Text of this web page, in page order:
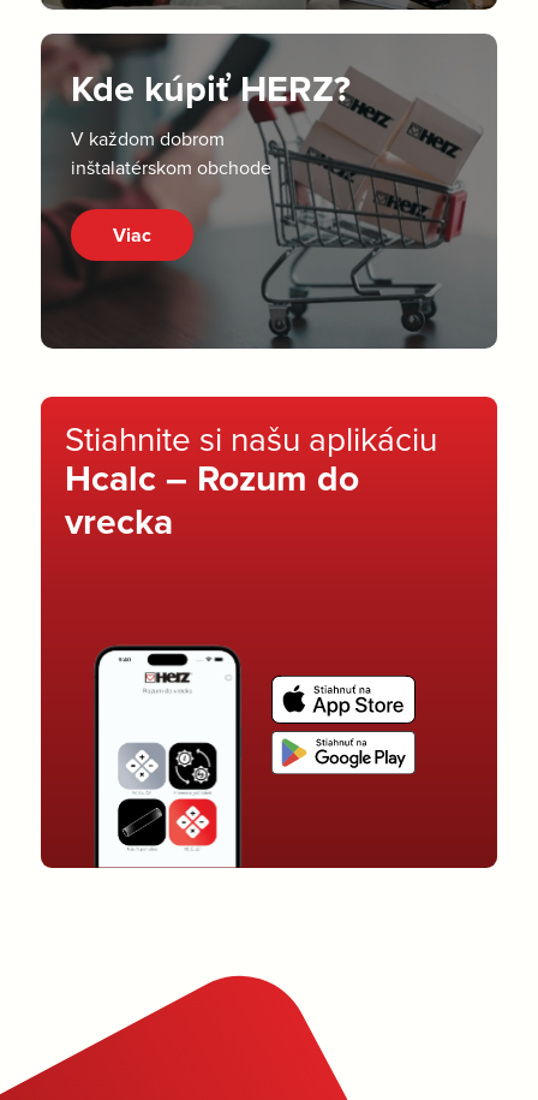
Kde kúpiť HERZ?
V každom dobrom
inštalatérskom obchode
Viac
Stiahnite si našu aplikáciu
Hcalc – Rozum do
vrecka